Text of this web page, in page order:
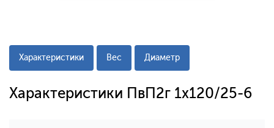
Характеристики Вес Диаметр
Характеристики ПвП2г 1x120/25-6